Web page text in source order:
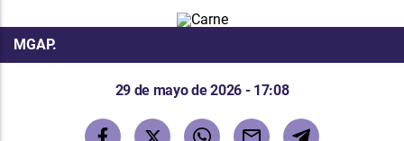
MGAP.
29 de mayo de 2026 - 17:08